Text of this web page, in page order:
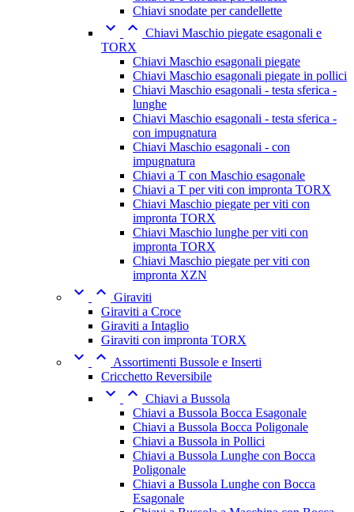
Chiavi snodate per candellette
  Chiavi Maschio piegate esagonali e
TORX
Chiavi Maschio esagonali piegate
Chiavi Maschio esagonali piegate in pollici
Chiavi Maschio esagonali - testa sferica -
lunghe
Chiavi Maschio esagonali - testa sferica -
con impugnatura
Chiavi Maschio esagonali - con
impugnatura
Chiavi a T con Maschio esagonale
Chiavi a T per viti con impronta TORX
Chiavi Maschio piegate per viti con
impronta TORX
Chiavi Maschio lunghe per viti con
impronta TORX
Chiavi Maschio piegate per viti con
impronta XZN
  Giraviti
Giraviti a Croce
Giraviti a Intaglio
Giraviti con impronta TORX
  Assortimenti Bussole e Inserti
Cricchetto Reversibile
  Chiavi a Bussola
Chiavi a Bussola Bocca Esagonale
Chiavi a Bussola Bocca Poligonale
Chiavi a Bussola in Pollici
Chiavi a Bussola Lunghe con Bocca
Poligonale
Chiavi a Bussola Lunghe con Bocca
Esagonale